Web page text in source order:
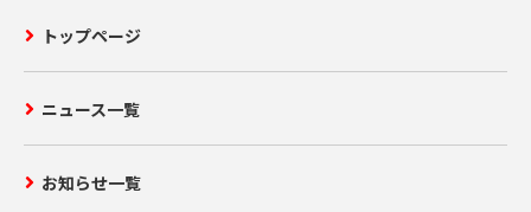
トップページ
ニュース一覧
お知らせ一覧